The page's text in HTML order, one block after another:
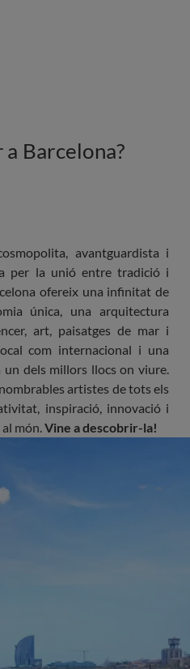
Barcelona?
avantguardista i
per la unió entre tradició i
ofereix una infinitat de
única, una arquitectura
art, paisatges de mar i
com internacional i una
un dels millors llocs on viure.
artistes de tots els
inspiració, innovació i
món.Vine a descobrir-la!